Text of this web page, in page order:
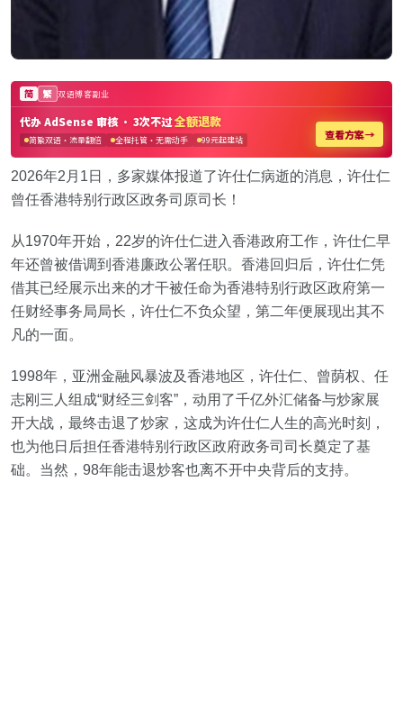
2026年2月1日，多家媒体报道了许仕仁病逝的消息，许仕仁
曾任香港特别行政区政务司原司长！
从1970年开始，22岁的许仕仁进入香港政府工作，许仕仁早
年还曾被借调到香港廉政公署任职。香港回归后，许仕仁凭
借其已经展示出来的才干被任命为香港特别行政区政府第一
任财经事务局局长，许仕仁不负众望，第二年便展现出其不
凡的一面。
1998年，亚洲金融风暴波及香港地区，许仕仁、曾荫权、任
志刚三人组成“财经三剑客”，动用了千亿外汇储备与炒家展
开大战，最终击退了炒家，这成为许仕仁人生的高光时刻，
也为他日后担任香港特别行政区政府政务司司长奠定了基
础。当然，98年能击退炒客也离不开中央背后的支持。